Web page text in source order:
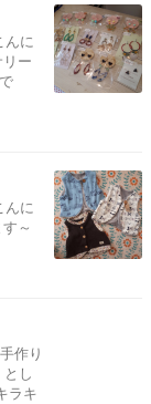
に
ー
に
～
作り
し
ラキ